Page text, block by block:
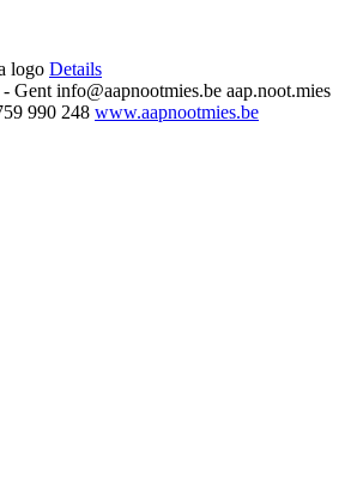
Details
Gent info@aapnootmies.be aap.noot.mies
990 248 www.aapnootmies.be